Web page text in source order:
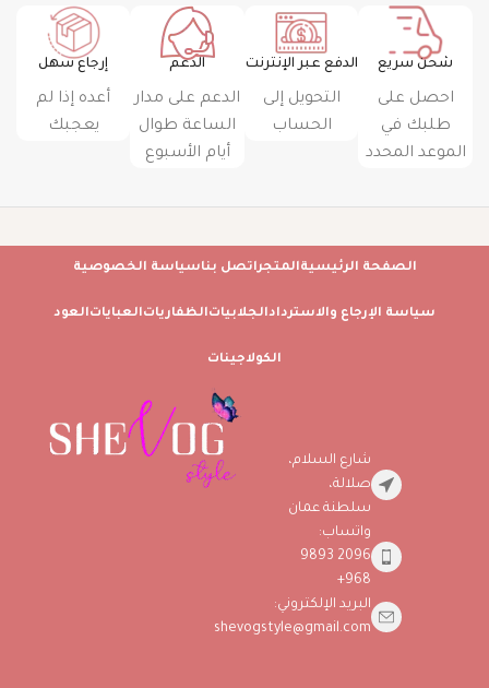
شحن سريع
احصل على
طلبك في
الموعد المحدد
الدفع عبر الإنترنت
التحويل إلى
الحساب
الدعم
الدعم على مدار
الساعة طوال
أيام الأسبوع
إرجاع سهل
أعده إذا لم
يعجبك
الصفحة الرئيسيةالمتجراتصل بناسياسة الخصوصية
سياسة الإرجاع والاستردادالجلابياتالظفارياتالعباياتالعود
الكولاجينات
شارع السلام،
صلالة،
سلطنة عمان
واتساب:
2096 9893
968+
البريد الإلكتروني:
shevogstyle@gmail.com